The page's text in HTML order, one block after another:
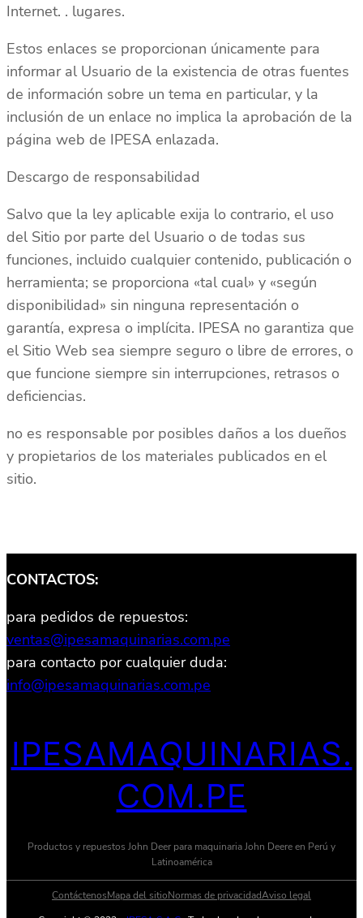
Internet. . lugares.
Estos enlaces se proporcionan únicamente para
informar al Usuario de la existencia de otras fuentes
de información sobre un tema en particular, y la
inclusión de un enlace no implica la aprobación de la
página web de IPESA enlazada.
Descargo de responsabilidad
Salvo que la ley aplicable exija lo contrario, el uso
del Sitio por parte del Usuario o de todas sus
funciones, incluido cualquier contenido, publicación o
herramienta; se proporciona «tal cual» y «según
disponibilidad» sin ninguna representación o
garantía, expresa o implícita. IPESA no garantiza que
el Sitio Web sea siempre seguro o libre de errores, o
que funcione siempre sin interrupciones, retrasos o
deficiencias.
no es responsable por posibles daños a los dueños
y propietarios de los materiales publicados en el
sitio.
CONTACTOS:
para pedidos de repuestos:
ventas@ipesamaquinarias.com.pe
para contacto por cualquier duda:
info@ipesamaquinarias.com.pe
IPESAMAQUINARIAS.
COM.PE
Productos y repuestos John Deer para maquinaria John Deere en Perú y
Latinoamérica
ContáctenosMapa del sitioNormas de privacidadAviso legal